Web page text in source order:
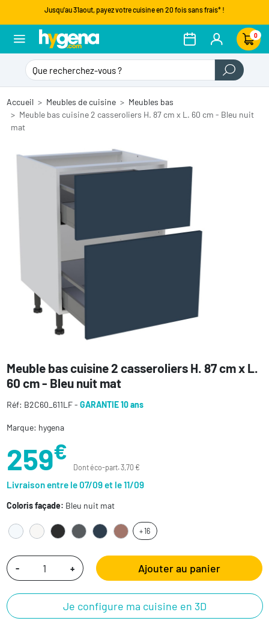
Jusqu'au 31aout, payez votre cuisine en 20 fois sans frais* !
0
Accueil Meubles de cuisine
Meubles bas
Meuble bas cuisine 2 casseroliers H. 87 cm x L. 60 cm - Bleu nuit
mat
Meuble bas cuisine 2 casseroliers H. 87 cm x L.
60 cm - Bleu nuit mat
Réf: B2C60_611LF - GARANTIE 10 ans
Marque: hygena
259€
Dont éco-part. 3,70 €
Livraison entre le 07/09 et le 11/09
Coloris façade: Bleu nuit mat
+ 16
- + Ajouter au panier
Je configure ma cuisine en 3D